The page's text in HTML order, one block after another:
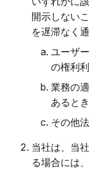
開示しない
を遅滞なく
ユーザ
の権利
業務の
あるとき
その他
当社は、当
る場合には